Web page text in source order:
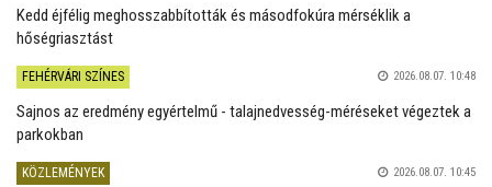
Kedd éjfélig meghosszabbították és másodfokúra mérséklik a
hőségriasztást
FEHÉRVÁRI SZÍNES 2026.08.07. 10:48
Sajnos az eredmény egyértelmű - talajnedvesség-méréseket végeztek a
parkokban
KÖZLEMÉNYEK 2026.08.07. 10:45